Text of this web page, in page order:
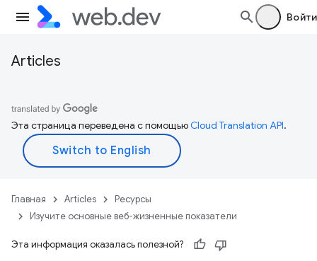
Войти
Articles
Эта страница переведена с помощьюCloud Translation API.
Главная Articles
Ресурсы
Изучите основные веб-жизненные показатели
Эта информация оказалась полезной?